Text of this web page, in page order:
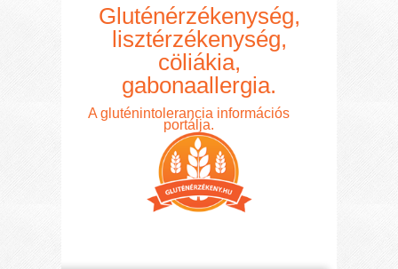
Gluténérzékenység,
lisztérzékenység,
cöliákia,
gabonaallergia.
A gluténintolerancia információs
portálja.